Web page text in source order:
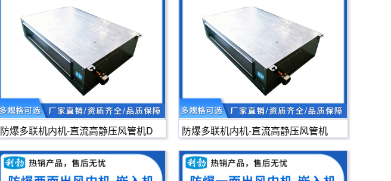
防爆多联机内机-直流高静压风管机D 防爆多联机内机-直流高静压风管机